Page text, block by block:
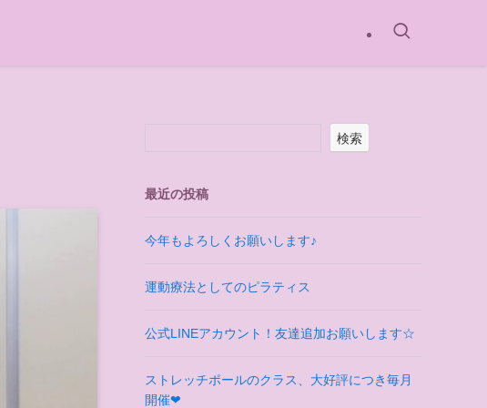
検索
最近の投稿
今年もよろしくお願いします♪
運動療法としてのピラティス
公式LINEアカウント！友達追加お願いします☆
ストレッチポールのクラス、大好評につき毎月
開催❤